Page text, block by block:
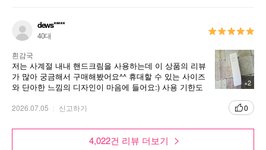
dews*****
40대
+2
흰감국
저는 사계절 내내 핸드크림을 사용하는데 이 상품의 리뷰
가 많아 궁금해서 구매해봤어요^^ 휴대할 수 있는 사이즈
와 단아한 느낌의 디자인이 마음에 들어요:) 사용 기한도
2026.07.05 신고하기 0
4,022건 리뷰 더보기